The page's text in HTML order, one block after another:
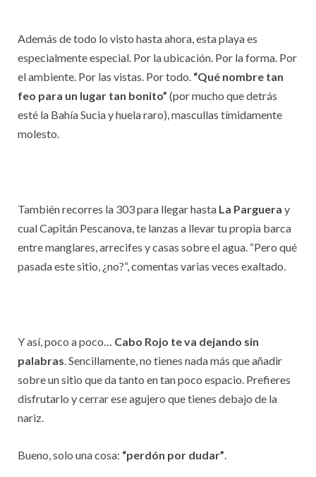
Además de todo lo visto hasta ahora, esta playa es
especialmente especial. Por la ubicación. Por la forma. Por
el ambiente. Por las vistas. Por todo. “Qué nombre tan
feo para un lugar tan bonito” (por mucho que detrás
esté la Bahía Sucia y huela raro), mascullas tímidamente
molesto.
También recorres la 303 para llegar hasta La Parguera y
cual Capitán Pescanova, te lanzas a llevar tu propia barca
entre manglares, arrecifes y casas sobre el agua. “Pero qué
pasada este sitio, ¿no?”, comentas varias veces exaltado.
Y así, poco a poco… Cabo Rojo te va dejando sin
palabras. Sencillamente, no tienes nada más que añadir
sobre un sitio que da tanto en tan poco espacio. Prefieres
disfrutarlo y cerrar ese agujero que tienes debajo de la
nariz.
Bueno, solo una cosa: “perdón por dudar”.